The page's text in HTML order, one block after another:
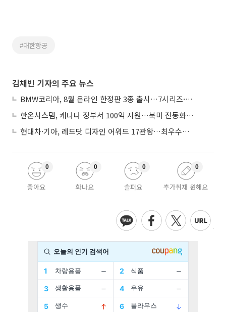
#대한항공
김채빈 기자의 주요 뉴스
BMW코리아, 8월 온라인 한정판 3종 출시…7시리즈·X7·M340i 투어링
한온시스템, 캐나다 정부서 100억 지원…북미 전동화 시장 가속
현대차·기아, 레드닷 디자인 어워드 17관왕…최우수상 2개 수상
좋아요
0
화나요
0
슬퍼요
0
추가취재 원해요
0